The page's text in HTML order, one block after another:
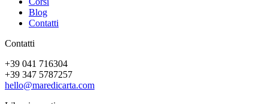
Blog
Contatti
Contatti
+39 041 716304
+39 347 5787257
hello@maredicarta.com